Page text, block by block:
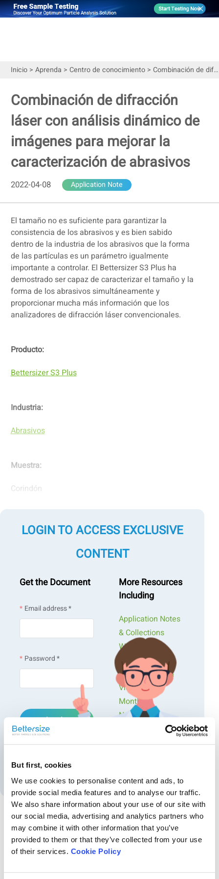
But first, cookies
We use cookies to personalise content and ads, to
provide social media features and to analyse our traffic.
We also share information about your use of our site with
our social media, advertising and analytics partners who
may combine it with other information that you’ve
provided to them or that they’ve collected from your use
of their services. Cookie Policy
Inicio> Aprenda > Centro de conocimiento> Combinación de difracción láser con análisis dinámico de imágenes para mejorar la caracterización de abrasivos
Combinación de difracción
láser con análisis dinámico de
imágenes para mejorar la
caracterización de abrasivos
2022-04-08 Application Note
El tamaño no es suficiente para garantizar la
consistencia de los abrasivos y es bien sabido
dentro de la industria de los abrasivos que la forma
de las partículas es un parámetro igualmente
importante a controlar. El Bettersizer S3 Plus ha
demostrado ser capaz de caracterizar el tamaño y la
forma de los abrasivos simultáneamente y
proporcionar mucha más información que los
analizadores de difracción láser convencionales.
Producto:
Bettersizer S3 Plus
Industria:
Abrasivos
Muestra:
Corindón
Tipos de medición:
Tamaño de partículasForma de las partículas
Medición por tecnologías:
Difracción láser Análisis dinámico de imágenes
LOGIN TO ACCESS EXCLUSIVE
CONTENT
Get the Document
Email address *
Password *
Login
Create an account
More Resources
Including
Application Notes
& Collections
Webinars &
Workshops
Presentations &
Videos
Monthly
Newsletters
Exclusive Events...
Recommended articles
Tendencias dependientes del pH en crema para